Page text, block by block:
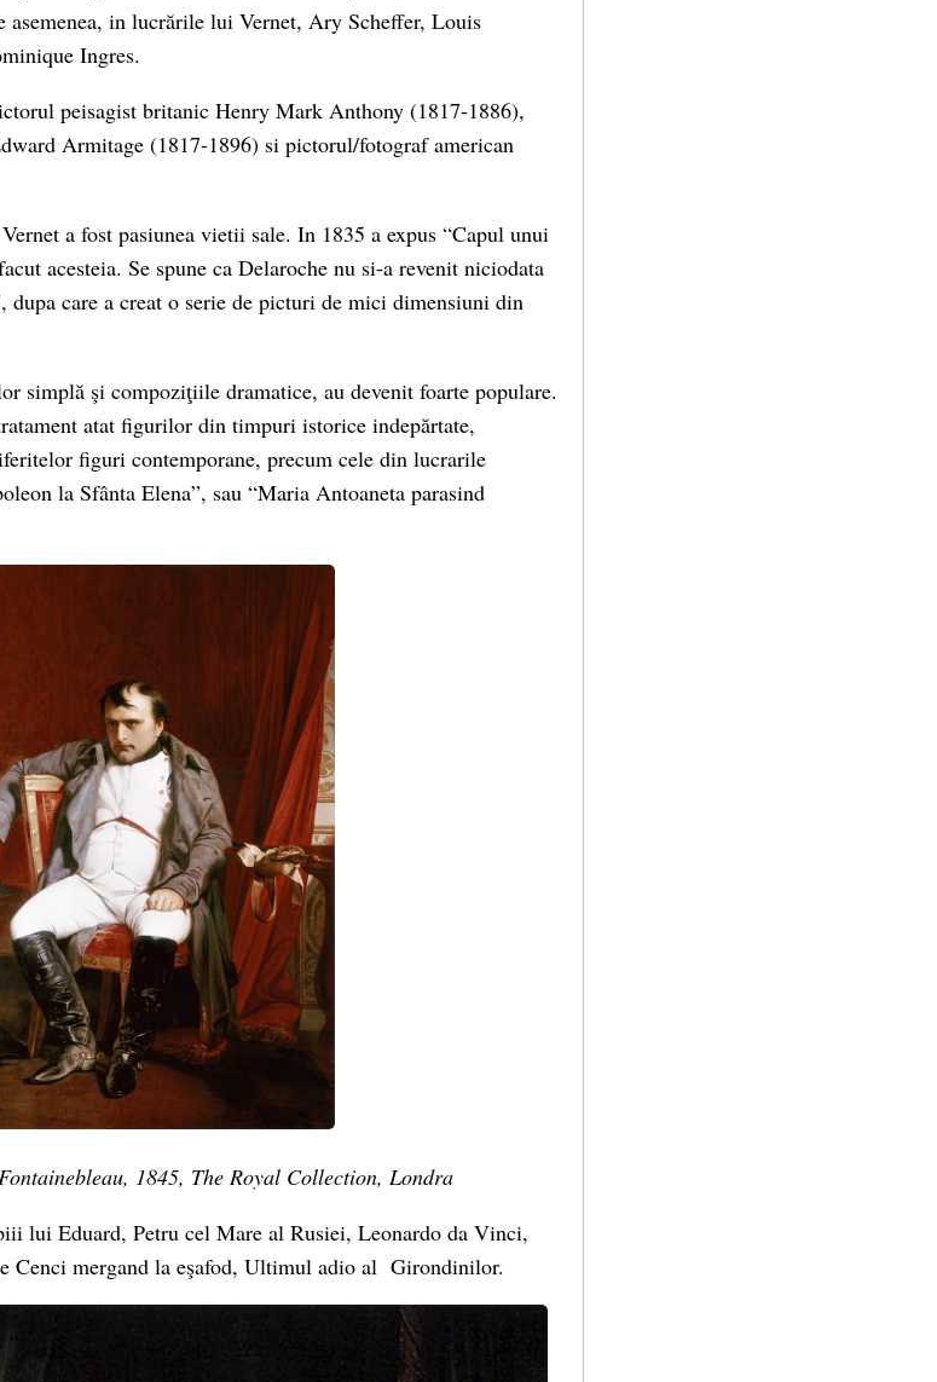
asemenea, in lucrările lui Vernet, Ary Scheffer, Louis
Ingres.
peisagist britanic Henry Mark Anthony (1817-1886),
Armitage (1817-1896) si pictorul/fotograf american
a fost pasiunea vietii sale. In 1835 a expus “Capul unui
acesteia. Se spune ca Delaroche nu si-a revenit niciodata
care a creat o serie de picturi de mici dimensiuni din
simplă şi compoziţiile dramatice, au devenit foarte populare.
atat figurilor din timpuri istorice indepărtate,
figuri contemporane, precum cele din lucrarile
la Sfânta Elena”, sau “Maria Antoaneta parasind
1845, The Royal Collection, Londra
lui Eduard, Petru cel Mare al Rusiei, Leonardo da Vinci,
Cenci mergand la eşafod, Ultimul adio al Girondinilor.